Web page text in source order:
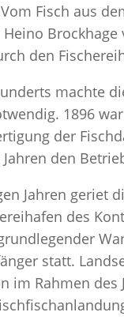
Fisch aus
den
machte
1896
der
den
Jahren geriet
des
statt.
im Rahmen